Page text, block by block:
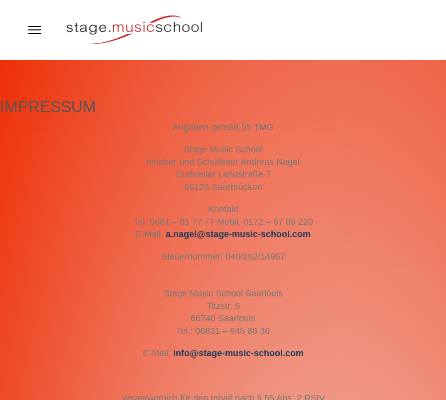
IMPRESSUM
Angaben gemäß §5 TMG
Stage Music School
Inhaber und Schulleiter Andreas Nagel
Dudweiler Landstraße 7
66123 Saarbrücken
Kontakt
Tel. 0681 – 81 77 77 Mobil. 0172 – 67 89 220
E-Mail. a.nagel@stage-music-school.com
Steuernummer: 040/252/14957
Stage Music School Saarlouis
Titzstr. 5
66740 Saarlouis
Tel.: 06831 – 645 86 36
E-Mail: info@stage-music-school.com
Verantwortlich für den Inhalt nach § 55 Abs. 2 RStV